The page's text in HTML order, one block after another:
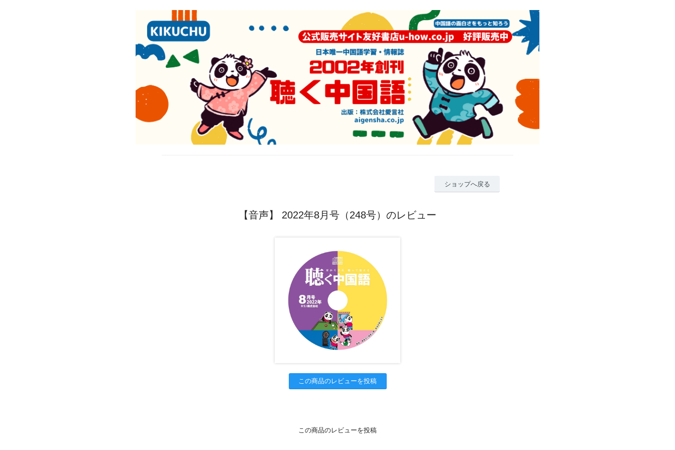
ショップへ戻る
【音声】 2022年8月号（248号）のレビュー
この商品のレビューを投稿
この商品のレビューを投稿